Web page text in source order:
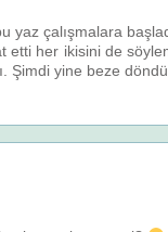
yaz çalışmalara
etti her ikisini de
Şimdi yine beze